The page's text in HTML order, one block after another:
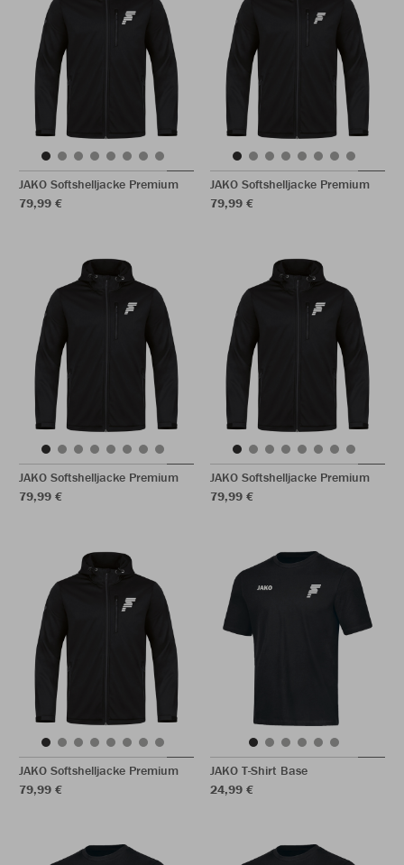
JAKO Softshelljacke Premium
79,99 €
JAKO Softshelljacke Premium
79,99 €
JAKO Softshelljacke Premium
79,99 €
JAKO Softshelljacke Premium
79,99 €
JAKO Softshelljacke Premium
79,99 €
JAKO T-Shirt Base
24,99 €